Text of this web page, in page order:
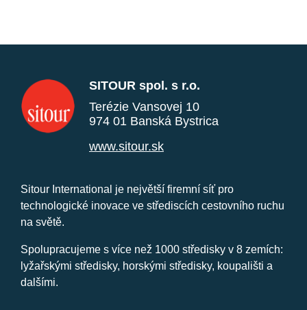
SITOUR spol. s r.o.
Terézie Vansovej 10
974 01 Banská Bystrica
www.sitour.sk
Sitour International je největší firemní síť pro
technologické inovace ve střediscích cestovního ruchu
na světě.
Spolupracujeme s více než 1000 středisky v 8 zemích:
lyžařskými středisky, horskými středisky, koupališti a
dalšími.